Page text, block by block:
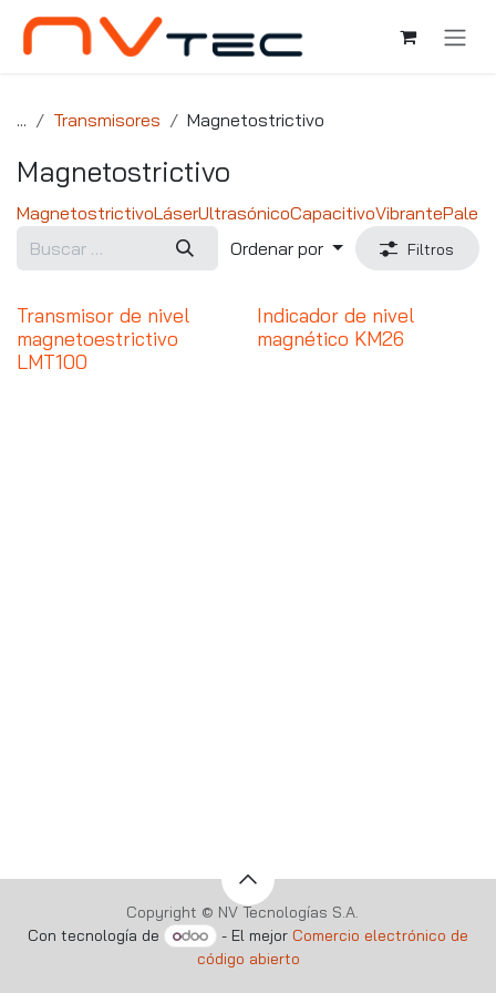
Ir al contenido
... Transmisores Magnetostrictivo
Magnetostrictivo
MagnetostrictivoLáserUltrasónicoCapacitivoVibrantePaleta
Ordenar por
Filtros
Transmisor de nivel
magnetoestrictivo
LMT100
Indicador de nivel
magnético KM26
Copyright © NV Tecnologías S.A.
Con tecnología de
- El mejor Comercio electrónico de
código abierto